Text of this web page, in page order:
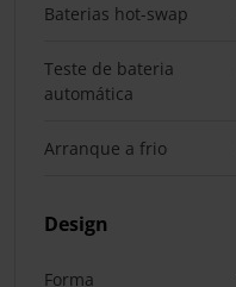
Baterias hot-swap
Teste de bateria
automática
Arranque a frio
Design
Forma